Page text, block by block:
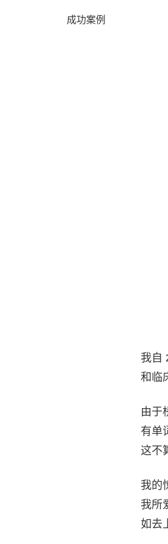
成功案例
我自
和临
由于
有单
这不
我的
我所
如去